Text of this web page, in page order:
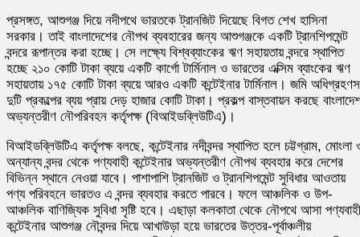
প্রসঙ্গত, আশুগঞ্জ দিয়ে নদীপথে ভারতকে ট্রানজিট দিয়েছে বিগত শেখ হাসিনা
সরকার। তাই বাংলাদেশের নৌপথ ব্যবহারের জন্য আশুগঞ্জকে একটি ট্রানশিপমেন্ট
বন্দরে রূপান্তর করা হচ্ছে। সে লক্ষ্যে বিশ্বব্যাংকের ঋণ সহায়তায় বন্দরে স্থাপিত
হচ্ছে ২১০ কোটি টাকা ব্যয়ে একটি কার্গো টার্মিনাল ও ভারতের এক্সিম ব্যাংকের ঋণ
সহায়তায় ১৭৫ কোটি টাকা ব্যয়ে আরও একটি কন্টেইনার টার্মিনাল। জমি
দুটি প্রকল্পের ব্যয় প্রায় দেড় হাজার কোটি টাকা। প্রকল্প বাস্তবায়ন করছে
অভ্যন্তরীণ নৌপরিবহন কর্তৃপক্ষ (বিআইডব্লিউটিএ)।
বিআইডব্লিউটিএ কর্তৃপক্ষ বলছে, কন্টেইনার নদীবন্দর স্থাপিত হলে চট্টগ্রাম, মোংলা
অন্যান্য বন্দর থেকে পণ্যবাহী কন্টেইনার অভ্যন্তরীণ নৌপথ ব্যবহার করে দেশের
বিভিন্ন স্থানে নেওয়া যাবে। পাশাপাশি ট্রানজিট ও ট্রানশিপমেন্ট সুবিধার আওতায়
পণ্য পরিবহনে ভারতও এ বন্দর ব্যবহার করতে পারবে। ফলে আঞ্চলিক ও উপ-
আঞ্চলিক বাণিজ্যিক সুবিধা সৃষ্টি হবে। এছাড়া কলকাতা থেকে নৌপথে আসা পণ্যবাহী
কন্টেইনার আশুগঞ্জ নৌবন্দর দিয়ে আখাউড়া হয়ে ভারতের উত্তর-পূর্বাঞ্চলীয়